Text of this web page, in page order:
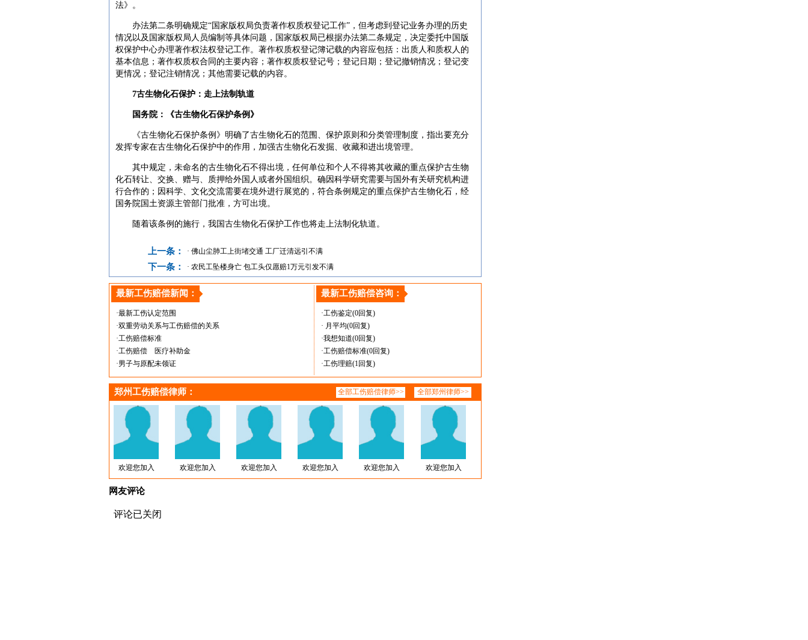
法》。
办法第二条明确规定“国家版权局负责著作权质权登记工作”，但考虑到登记业务办理的历史
情况以及国家版权局人员编制等具体问题，国家版权局已根据办法第二条规定，决定委托中国版
权保护中心办理著作权法权登记工作。著作权质权登记簿记载的内容应包括：出质人和质权人的
基本信息；著作权质权合同的主要内容；著作权质权登记号；登记日期；登记撤销情况；登记变
更情况；登记注销情况；其他需要记载的内容。
7古生物化石保护：走上法制轨道
国务院：《古生物化石保护条例》
《古生物化石保护条例》明确了古生物化石的范围、保护原则和分类管理制度，指出要充分
发挥专家在古生物化石保护中的作用，加强古生物化石发掘、收藏和进出境管理。
其中规定，未命名的古生物化石不得出境，任何单位和个人不得将其收藏的重点保护古生物
化石转让、交换、赠与、质押给外国人或者外国组织。确因科学研究需要与国外有关研究机构进
行合作的；因科学、文化交流需要在境外进行展览的，符合条例规定的重点保护古生物化石，经
国务院国土资源主管部门批准，方可出境。
随着该条例的施行，我国古生物化石保护工作也将走上法制化轨道。
上一条： · 佛山尘肺工上街堵交通 工厂迁清远引不满
下一条： · 农民工坠楼身亡 包工头仅愿赔1万元引发不满
最新工伤赔偿新闻：
·最新工伤认定范围
·双重劳动关系与工伤赔偿的关系
·工伤赔偿标准
·工伤赔偿 医疗补助金
·男子与原配未领证
最新工伤赔偿咨询：
·工伤鉴定(0回复)
· 月平均(0回复)
·我想知道(0回复)
·工伤赔偿标准(0回复)
·工伤理赔(1回复)
郑州工伤赔偿律师 ： 全部工伤赔偿律师>> 全部郑州律师>>
欢迎您加入 欢迎您加入 欢迎您加入 欢迎您加入 欢迎您加入 欢迎您加入
网友评论